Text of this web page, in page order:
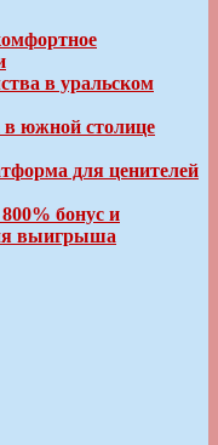
в уральском
в южной столице
для ценителей
бонус и
выигрыша